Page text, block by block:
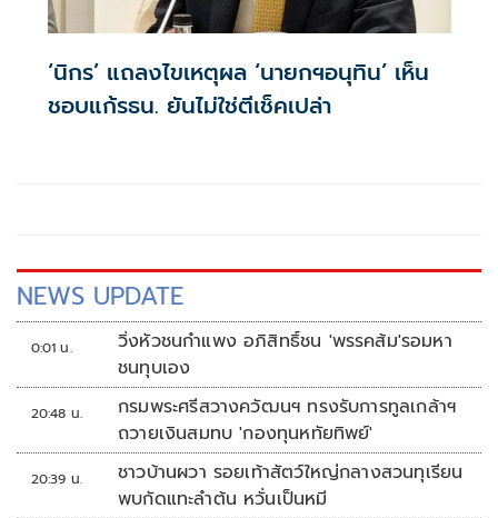
‘นิกร’ แถลงไขเหตุผล ‘นายกฯอนุทิน’ เห็น
ชอบแก้รธน. ยันไม่ใช่ตีเช็คเปล่า
NEWS UPDATE
0:01 น.
วิ่งหัวชนกำแพง อภิสิทธิ์ชน 'พรรคส้ม'รอมหา
ชนทุบเอง
20:48 น.
กรมพระศรีสวางควัฒนฯ ทรงรับการทูลเกล้าฯ
ถวายเงินสมทบ 'กองทุนหทัยทิพย์'
20:39 น.
ชาวบ้านผวา รอยเท้าสัตว์ใหญ่กลางสวนทุเรียน
พบกัดแทะลำต้น หวั่นเป็นหมี